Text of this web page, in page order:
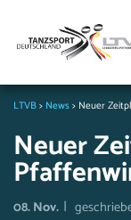
LTVB> News> Neuer
Neuer
08. Nov. |